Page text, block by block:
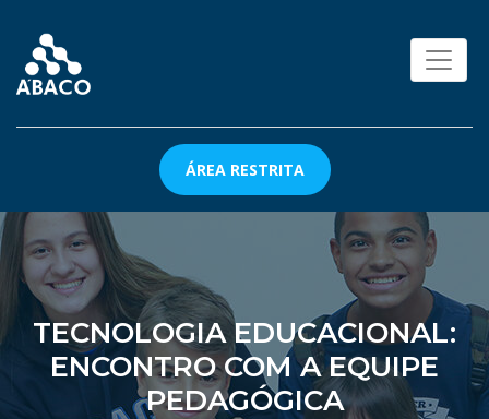
ÁREA RESTRITA
TECNOLOGIA EDUCACIONAL:
ENCONTRO COM A EQUIPE
PEDAGÓGICA